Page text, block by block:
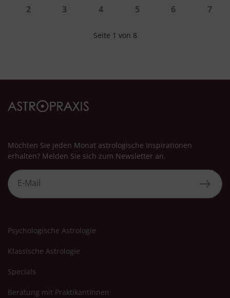
2 3 4 5 6 7
Seite 1 von 8
Möchten Sie jeden Monat astrologische Inspirationen
erhalten? Melden Sie sich zum Newsletter an.
Psychologische Astrologie
Klassische Astrologie
Specials
Beratung mit PraktikantInnen